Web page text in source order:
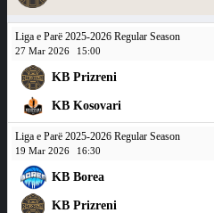
Liga e Parë 2025-2026 Regular Season
27 Mar 2026 15:00
KB Prizreni
KB Kosovari
Liga e Parë 2025-2026 Regular Season
19 Mar 2026 16:30
KB Borea
KB Prizreni